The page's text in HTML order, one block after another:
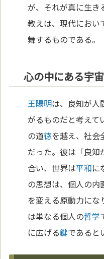
が、それが真に生き
教えは、現代におい
舞するものである。
心の中にある宇
王陽明は、良知が人
がるものだと考えて
の道徳を越え、社会
だった。彼は「良知
合い、世界は平和に
の思想は、個人の内
を変える原動力にな
は単なる個人の哲学
に広げる鍵であると